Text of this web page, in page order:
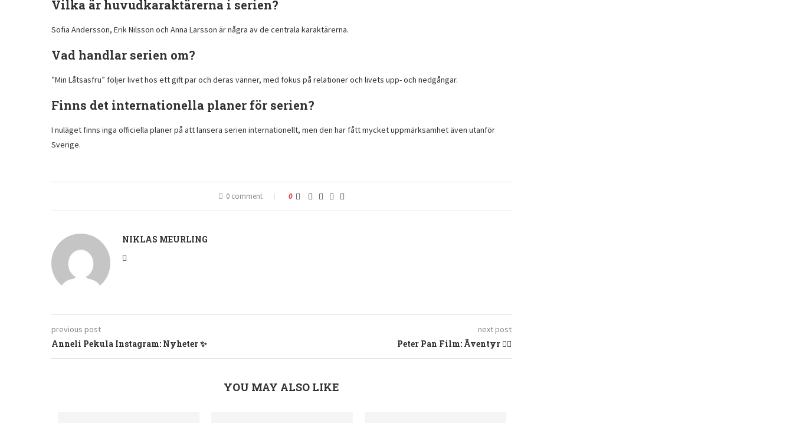
Vilka är huvudkaraktärerna i serien?
Sofia Andersson, Erik Nilsson och Anna Larsson är några av de centrala karaktärerna.
Vad handlar serien om?
”Min Låtsasfru” följer livet hos ett gift par och deras vänner, med fokus på relationer och livets upp- och nedgångar.
Finns det internationella planer för serien?
I nuläget finns inga officiella planer på att lansera serien internationellt, men den har fått mycket uppmärksamhet även utanför
Sverige.
0 comment 0
NIKLAS MEURLING
previous post
Anneli Pekula Instagram: Nyheter ✨
next post
Peter Pan Film: Äventyr 🧚‍♂️
YOU MAY ALSO LIKE